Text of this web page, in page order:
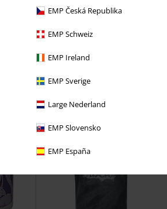
EMP Česká Republika
EMP Schweiz
EMP Ireland
EMP Sverige
Large Nederland
EMP Slovensko
EMP España
19,99 €